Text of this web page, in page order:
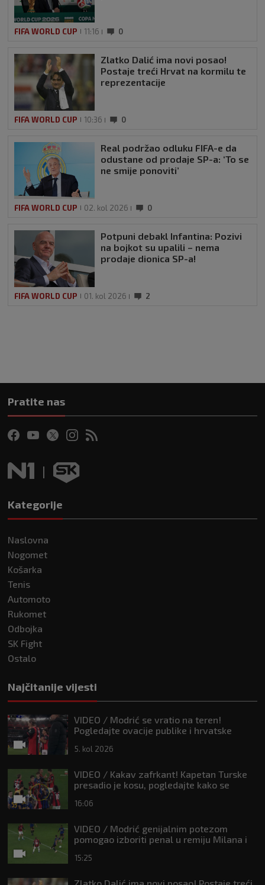
FIFA WORLD CUP 11:16 0
Zlatko Dalić ima novi posao!
Postaje treći Hrvat na kormilu te
reprezentacije
FIFA WORLD CUP 10:36 0
Real podržao odluku FIFA-e da
odustane od prodaje SP-a: ‘To se
ne smije ponoviti’
FIFA WORLD CUP 02. kol 2026 0
Potpuni debakl Infantina: Pozivi
na bojkot su upalili – nema
prodaje dionica SP-a!
FIFA WORLD CUP 01. kol 2026 2
Pratite nas
Kategorije
Naslovna
Nogomet
Košarka
Tenis
Automoto
Rukomet
Odbojka
SK Fight
Ostalo
Najčitanije vijesti
VIDEO / Modrić se vratio na teren!
Pogledajte ovacije publike i hrvatske
5. kol 2026
VIDEO / Kakav zafrkant! Kapetan Turske
presadio je kosu, pogledajte kako se
16:06
VIDEO / Modrić genijalnim potezom
pomogao izboriti penal u remiju Milana i
15:25